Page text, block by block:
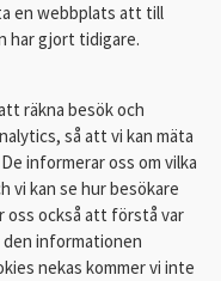
en webbplats att till
har gjort tidigare.
räkna besök och
så att vi kan mäta
informerar oss om vilka
vi kan se hur besökare
oss också att förstå var
den informationen
nekas kommer vi inte